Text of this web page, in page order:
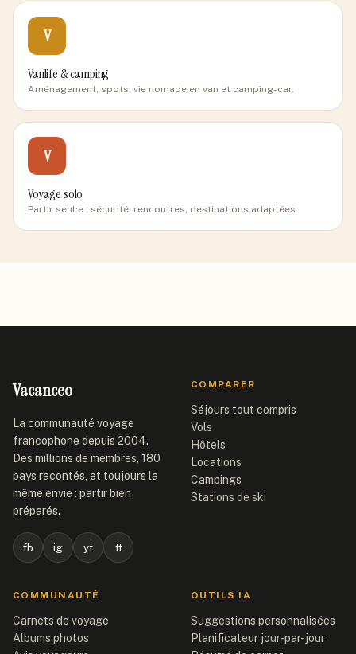
V
Vanlife & camping
Aménagement, spots, vie nomade en van et camping-car.
V
Voyage solo
Partir seul·e : sécurité, rencontres, destinations adaptées.
Vacanceo
La communauté voyage
francophone depuis 2004.
Des millions de membres, 180
pays racontés, et toujours la
même envie : partir bien
préparés.
fb ig yt tt
COMPARER
Séjours tout compris
Vols
Hôtels
Locations
Campings
Stations de ski
COMMUNAUTÉ
Carnets de voyage
Albums photos
OUTILS IA
Suggestions personnalisées
Planificateur jour-par-jour